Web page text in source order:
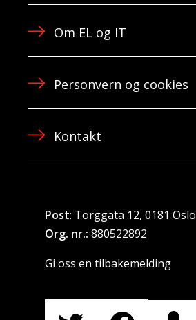
Om EL og IT
Personvern og cookies
Kontakt
Post: Torggata 12, 0181 Oslo
Org. nr.: 880522892
Gi oss en tilbakemelding